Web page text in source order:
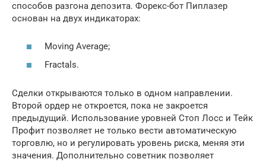
способов разгона депозита. Форекс-бот Пиплазер
основан на двух индикаторах:
Moving Averagе;
Fractals.
Сделки открываются только в одном направлении.
Второй ордер не откроется, пока не закроется
предыдущий. Использование уровней Стоп Лосс и Тейк
Профит позволяет не только вести автоматическую
торговлю, но и регулировать уровень риска, меняя эти
значения. Дополнительно советник позволяет